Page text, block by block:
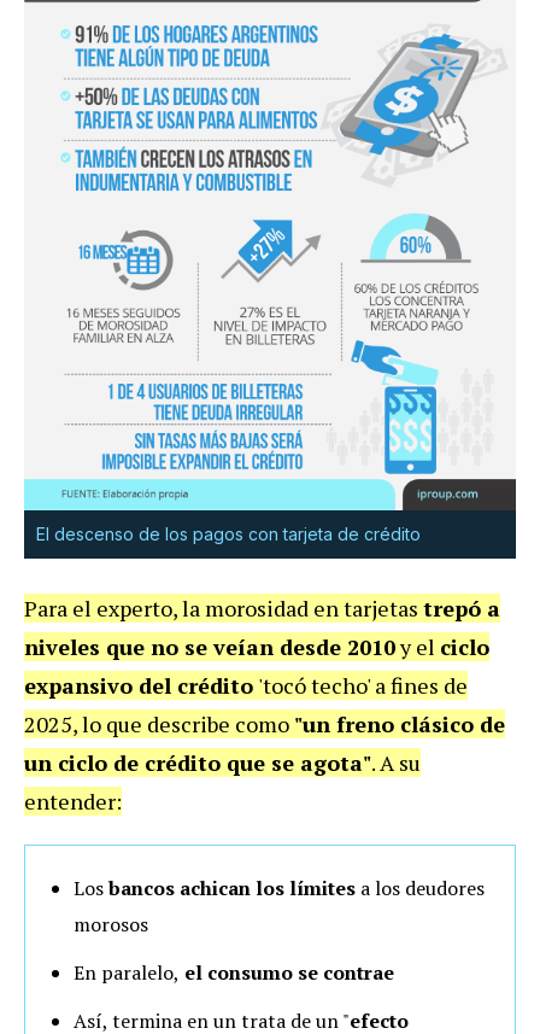
El descenso de los pagos con tarjeta de crédito
Para el experto, la morosidad en tarjetas trepó a
niveles que no se veían desde 2010y el ciclo
expansivo del crédito 'tocó techo' a fines de
2025, lo que describe como "un freno clásico de
un ciclo de crédito que se agota". A su
entender:
Losbancos achican los límites a los deudores
morosos
En paralelo, el consumo se contrae
Así, termina en un trata de un "efecto